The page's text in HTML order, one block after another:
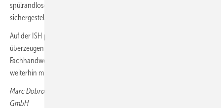
spülrandlosen Design wird so ein minimaler Reinigungsaufwand
sichergestellt.
Auf der ISH präsentieren wir die neuen Euro Keramiken. Sie
überzeugen durch ein zeitgemäßes Design, sind für das
Fachhandwerk noch einfacher zu installieren und sind natürlich
weiterhin mit unserer bewährten Triple-Vortex-Spülung ausgestattet.
Marc Dobro, Geschäftsführer der Grohe ­Deutschland Vertriebs
GmbH